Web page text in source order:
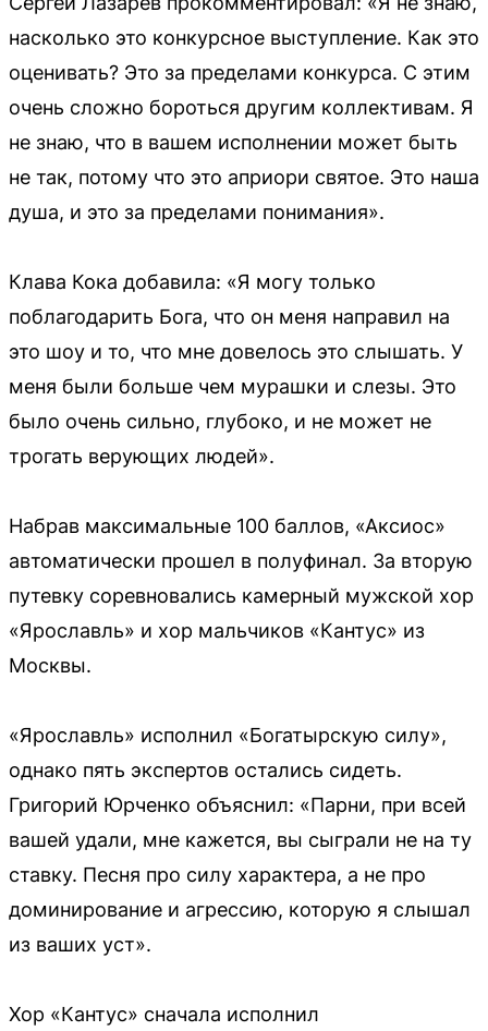
насколько это конкурсное выступление. Как это
оценивать? Это за пределами конкурса. С этим
очень сложно бороться другим коллективам. Я
не знаю, что в вашем исполнении может быть
не так, потому что это априори святое. Это наша
душа, и это за пределами понимания».
Клава Кока добавила: «Я могу только
поблагодарить Бога, что он меня направил на
это шоу и то, что мне довелось это слышать. У
меня были больше чем мурашки и слезы. Это
было очень сильно, глубоко, и не может не
трогать верующих людей».
Набрав максимальные 100 баллов, «Аксиос»
автоматически прошел в полуфинал. За вторую
путевку соревновались камерный мужской хор
«Ярославль» и хор мальчиков «Кантус» из
Москвы.
«Ярославль» исполнил «Богатырскую силу»,
однако пять экспертов остались сидеть.
Григорий Юрченко объяснил: «Парни, при всей
вашей удали, мне кажется, вы сыграли не на ту
ставку. Песня про силу характера, а не про
доминирование и агрессию, которую я слышал
из ваших уст».
Хор «Кантус» сначала исполнил